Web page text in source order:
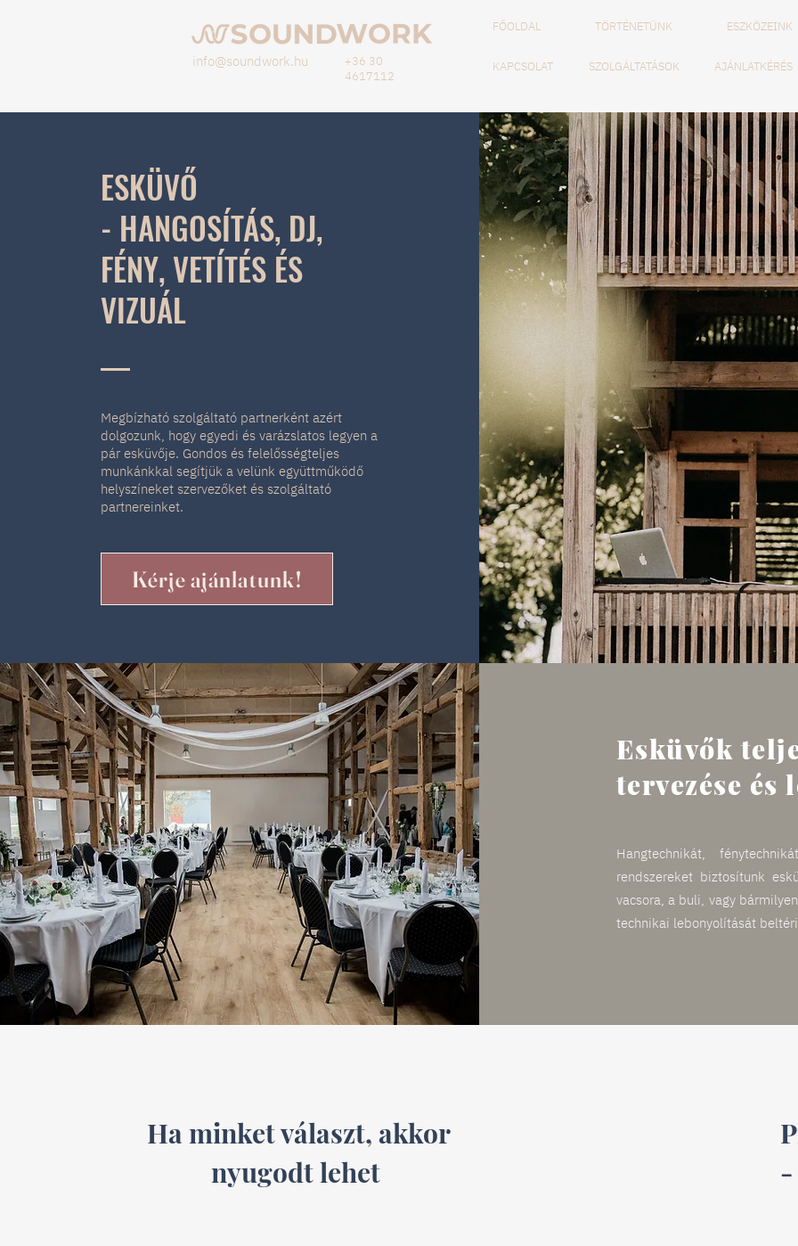
info@soundwork.hu
+36 30
4617112
FŐOLDAL TÖRTÉNETÜNK ESZKÖZEINK
KAPCSOLAT SZOLGÁLTATÁSOK AJÁNLATKÉRÉS
ESKÜVŐ
- HANGOSÍTÁS, DJ,
FÉNY, VETÍTÉS ÉS
VIZUÁL
Megbízható szolgáltató partnerként azért
dolgozunk, hogy egyedi és varázslatos legyen a
pár esküvője. Gondos és felelősségteljes
munkánkkal segítjük a velünk együttműködő
helyszíneket szervezőket és szolgáltató
partnereinket.
Kérje ajánlatunk!
Esküvők
tervezése és
Hangtechnikát,
rendszereket biztosítunk
vacsora, a buli, vagy
technikai lebonyolítását
Ha minket választ, akkor
nyugodt lehet
-